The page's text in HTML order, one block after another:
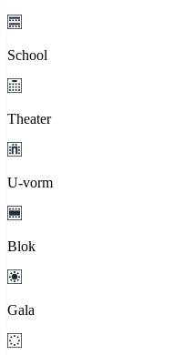
School
Theater
U-vorm
Blok
Gala